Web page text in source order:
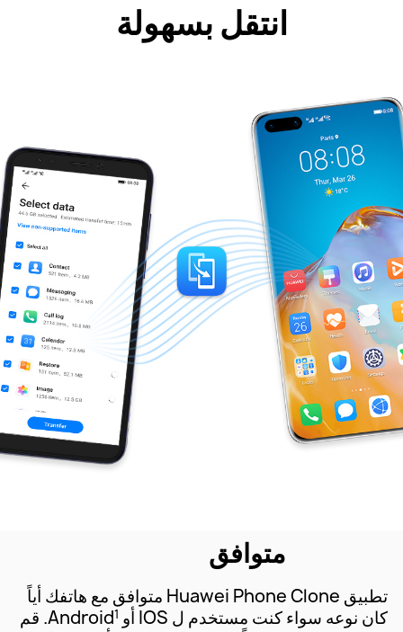
انتقل بسهولة
متوافق
تطبيق Huawei Phone Clone متوافق مع هاتفك أياً
كان نوعه سواء كنت مستخدم ل IOS أو Android
1
. قم